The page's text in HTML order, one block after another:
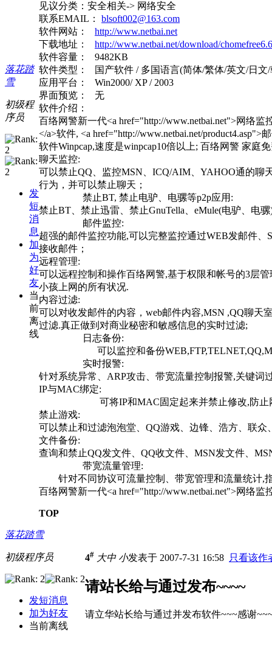
落花踏
雪
初级程
序员
发
短
消
息
加
为
好
友
当
前
离
线
见议分类：安全相关-> 网络安全
联系EMAIL： blsoft002@163.com
软件网站： http://www.netbai.net
下载地址： http://www.netbai.net/download/
软件容量： 9482KB
软件类型： 国产软件 / 多国语言(简体/繁体/英文/日文
应用平台： Win2000/ XP / 2003
界面预览： 无
软件介绍：
百络网警新一代<a href="http://www.netbai.net">网络
</a>软件, <a href="http://www.netbai.net/
软件Winpcap,速度是winpcap10倍以上; 百络网警 家庭
聊天监控:
可以禁止QQ、监控MSN、ICQ/AIM、YAHOO通的聊
行为，并可以禁止聊天；
禁止BT, 禁止电驴、电骡等p2p应用:
禁止BT、禁止迅雷、禁止GnuTella、eMule(电驴、电
邮件监控:
超强的邮件监控功能,可以完整监控通过WEB发邮件
接收邮件；
远程管理:
可以远程控制和操作百络网警,基于权限和帐号的3层
小孩上网的所有状况.
内容过滤:
可以对收发邮件的内容，web邮件内容,MSN ,QQ聊天
过滤.真正做到对商业秘密和敏感信息的实时过滤;
日志备份:
可以监控和备份
实时报警:
针对系统异常、ARP攻击、带宽流量控制报警,关键词
IP与MAC绑定:
可将IP和MAC固定起来并禁止修改,防止网
禁止游戏:
可以禁止和过滤泡泡堂、QQ游戏、边锋、浩方、联
文件备份:
查询和禁止QQ发文件、QQ收文件、MSN发文件、
带宽流量管理:
针对不同协议可流量控制、带宽管理和流量统计,
百络网警新一代<a href="http://www.netbai.net">网络监
TOP
落花踏雪
初级程序员
发短消息
加为好友
当前离线
4# 大中 小发表于 2007-7-31 16:58 只看该作
请站长给与通过发布~~~~
请立华站长给与通过并发布软件~~~感谢